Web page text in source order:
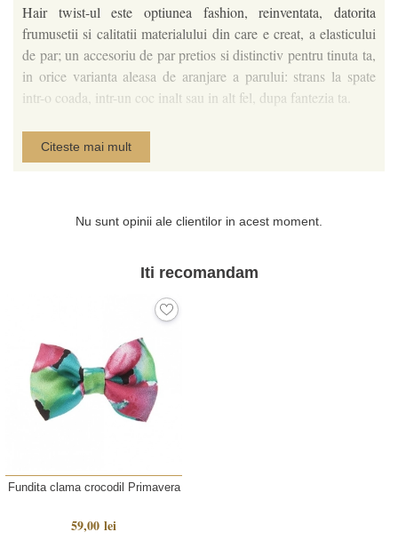
Hair twist-ul este optiunea fashion, reinventata, datorita
frumusetii si calitatii materialului din care e creat, a elasticului
de par; un accesoriu de par pretios si distinctiv pentru tinuta ta,
in orice varianta aleasa de aranjare a parului: strans la spate
intr-o coada, intr-un coc inalt sau in alt fel, dupa fantezia ta.
Citeste mai mult
Nu sunt opinii ale clientilor in acest moment.
Iti recomandam
Fundita clama crocodil Primavera
59,00 lei